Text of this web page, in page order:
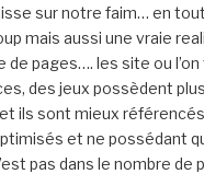
sur notre faim… en
mais aussi une vraie
de pages…. les site ou
des jeux possèdent
ils sont mieux
et ne possédant
pas dans le nombre de